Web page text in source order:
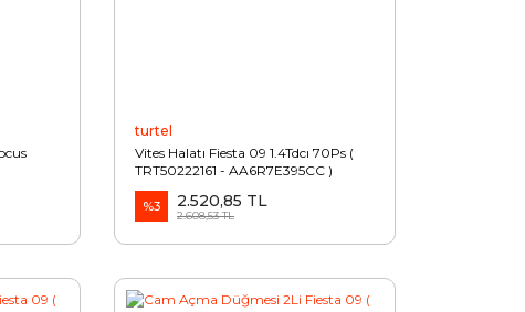
turtel
Vites Halatı Fiesta 09 1.4Tdcı 70Ps (
TRT50222161 - AA6R7E395CC )
%3 2.520,85 TL
2.608,53 TL